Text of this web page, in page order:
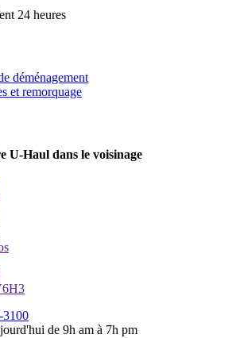
24 heures
déménagement
et remorquage
U-Haul dans le voisinage
3100
de 9h am à 7h pm